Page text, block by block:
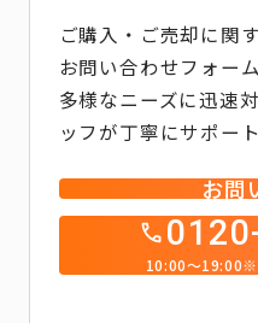
ご購入・ご売却に関
お問い合わせフォー
多様なニーズに迅速
ッフが丁寧にサポー
お問
10:00～19:00※